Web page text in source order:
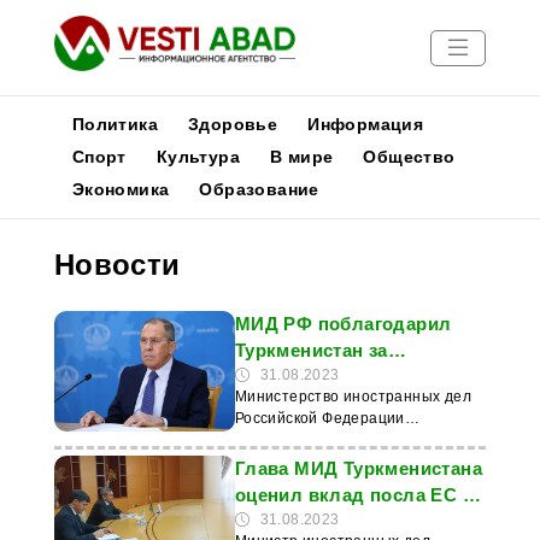
Новости
Медиа
Афиша
Политика Здоровье
Информация
Спорт
Культура В мире
Общество
Экономика
Образование
Новости
МИД РФ поблагодарил
Туркменистан за
гуманитарную помощь
31.08.2023
Министерство иностранных дел
Российской Федерации
благодарственное письмо.
Дипломатическое ведомство
выразило признательность
руководству республики за
Глава МИД Туркменистана
оценил вклад посла ЕС в
укрепление двусторонних
31.08.2023